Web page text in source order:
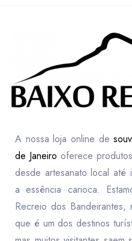
A nossa loja online de
de Janeiro oferece
desde artesanato local até
a essência carioca.
Recreio dos
que é um dos destinos